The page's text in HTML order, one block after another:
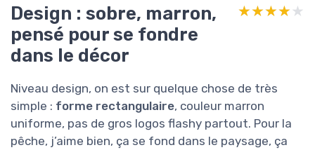
Design : sobre, marron,
pensé pour se fondre
dans le décor
★★★★★
★★★★★
Niveau design, on est sur quelque chose de très
simple : forme rectangulaire, couleur marron
uniforme, pas de gros logos flashy partout. Pour la
pêche, j’aime bien, ça se fond dans le paysage, ça